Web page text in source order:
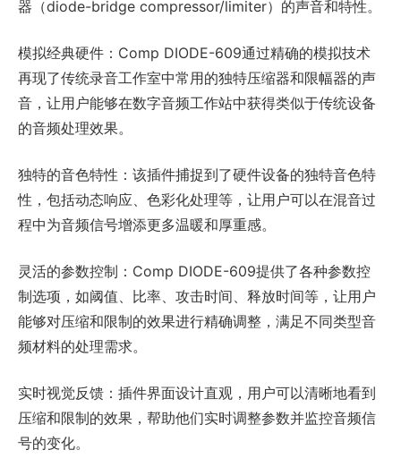
器（diode-bridge compressor/limiter）的声音和特性。
模拟经典硬件：Comp DIODE-609通过精确的模拟技术
再现了传统录音工作室中常用的独特压缩器和限幅器的声
音，让用户能够在数字音频工作站中获得类似于传统设备
的音频处理效果。
独特的音色特性：该插件捕捉到了硬件设备的独特音色特
性，包括动态响应、色彩化处理等，让用户可以在混音过
程中为音频信号增添更多温暖和厚重感。
灵活的参数控制：Comp DIODE-609提供了各种参数控
制选项，如阈值、比率、攻击时间、释放时间等，让用户
能够对压缩和限制的效果进行精确调整，满足不同类型音
频材料的处理需求。
实时视觉反馈：插件界面设计直观，用户可以清晰地看到
压缩和限制的效果，帮助他们实时调整参数并监控音频信
号的变化。